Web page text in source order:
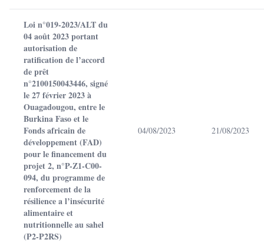
Loi n°019-2023/ALT du
04 août 2023 portant
autorisation de
ratification de l’accord
de prêt
n°2100150043446, signé
le 27 février 2023 à
Ouagadougou, entre le
Burkina Faso et le
Fonds africain de
développement (FAD)
pour le financement du
projet 2, n°P-Z1-C00-
094, du programme de
renforcement de la
résilience a l’insécurité
alimentaire et
nutritionnelle au sahel
(P2-P2RS)
04/08/2023 21/08/2023